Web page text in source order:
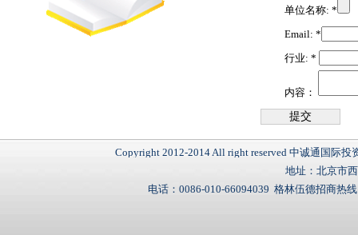
单位名称: *
Email: *
行业: *
内容：
Copyright 2012-2014 All right reserved 中诚通国际
地址：北京市
电话：0086-010-66094039 格林伍德招商热